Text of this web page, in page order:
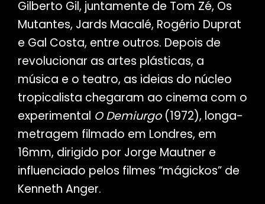
Gilberto Gil, juntamente de Tom Zé, Os
Mutantes, Jards Macalé, Rogério Duprat
e Gal Costa, entre outros. Depois de
revolucionar as artes plásticas, a
música e o teatro, as ideias do núcleo
tropicalista chegaram ao cinema com o
experimental O Demiurgo(1972), longa-
metragem filmado em Londres, em
16mm, dirigido por Jorge Mautner e
influenciado pelos filmes “mágickos” de
Kenneth Anger.